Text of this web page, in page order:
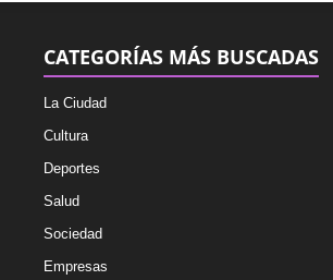
CATEGORÍAS MÁS BUSCADAS
La Ciudad
Cultura
Deportes
Salud
Sociedad
Empresas